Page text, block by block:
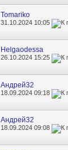
Tomariko
31.10.2024 10:05
Helgaodessa
26.10.2024 15:25
Андрей32
18.09.202409:18
Андрей32
18.09.202409:08